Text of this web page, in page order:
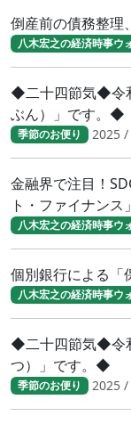
倒産前の債務整理
八木宏之の経済時事ウ
◆二十四節気◆令
ぶん）」です。◆
季節のお便り 2025
金融界で注目！
ト・ファイナンス
八木宏之の経済時事ウ
個別銀行による「
八木宏之の経済時事ウ
◆二十四節気◆令
つ）」です。◆
季節のお便り 2025